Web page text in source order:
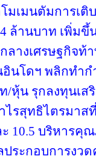
มเมนตัมการเติ
ล้านบาท เพิ่ม
ลางเศรษฐกิจท้
อินโดฯ พลิกทำ
/หุ้น รุกลงทุนเ
ไรสุทธิไตรมาส
ะ 10.5 บริหาร
ระกอบการงวด